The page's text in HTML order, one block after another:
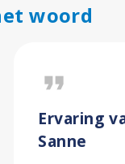
woord
format_quote
Ervaring
Sanne